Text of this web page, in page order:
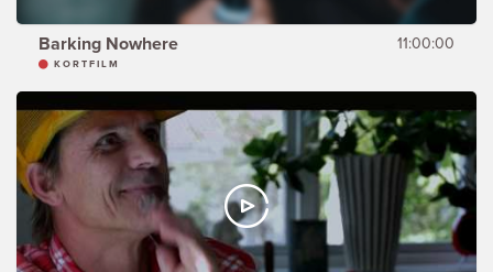
Barking Nowhere 11:00:00
KORTFILM